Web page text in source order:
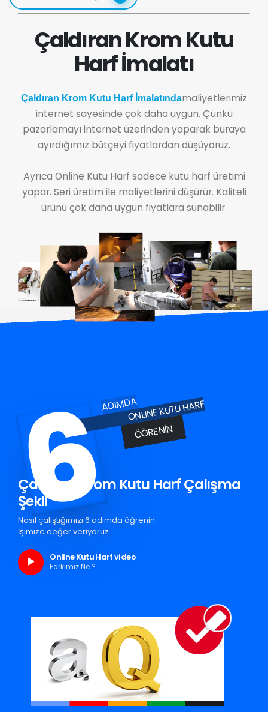
Çaldıran Krom Kutu
Harf İmalatı
Çaldıran Krom Kutu Harf İmalatındamaliyetlerimiz
internet sayesinde çok daha uygun. Çünkü
pazarlamayı internet üzerinden yaparak buraya
ayırdığımız bütçeyi fiyatlardan düşüyoruz.
Ayrıca Online Kutu Harf sadece kutu harf üretimi
yapar. Seri üretim ile maliyetlerini düşürür. Kaliteli
ürünü çok daha uygun fiyatlara sunabilir.
6ADIMDAONLINE KUTU HARF
ÖĞRENIN
Çaldıran Krom Kutu Harf Çalışma
Şekli
Nasıl çalıştığımızı 6 adımda öğrenin.
İşimize değer veriyoruz.
Online Kutu Harf video
Farkımız Ne ?